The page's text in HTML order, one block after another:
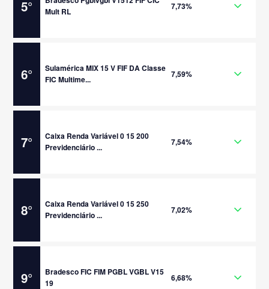
5°
Mult RL
7,73%
6°
Sulamérica MIX 15 V FIF DA Classe
FIC Multime...
7,59%
7°
Caixa Renda Variável 0 15 200
Previdenciário ...
7,54%
8°
Caixa Renda Variável 0 15 250
Previdenciário ...
7,02%
9°
Bradesco FIC FIM PGBL VGBL V15
19
6,68%